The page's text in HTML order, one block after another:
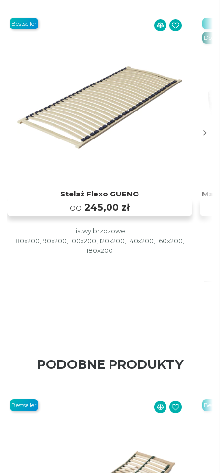
Stelaż Flexo GUENO
od 245,00 zł
listwy brzozowe
80x200, 90x200, 100x200, 120x200, 140x200, 160x200,
180x200
Bestseller
PODOBNE PRODUKTY
Bestseller